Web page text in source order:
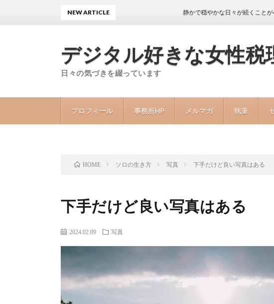
デジタル好きな女性
日々の気づきを綴っています
プロフィール 事務所HP メルマガ 執筆
NEW ARTICLE 静かで穏やかな日々が続くことが40代の私
HOME ソロの生き方 写真 下手だけど良い写真はある
下手だけど良い写真はある
2024.02.09 写真